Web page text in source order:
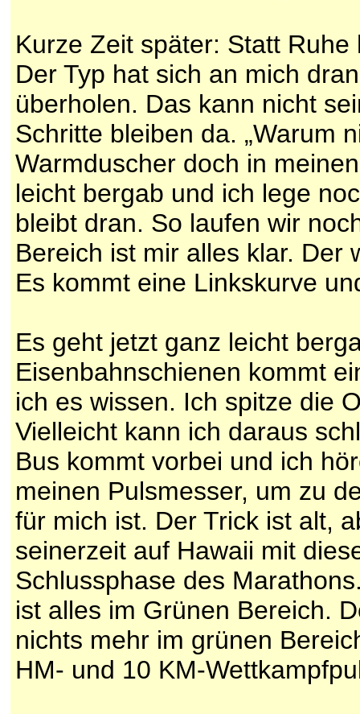
Kurze Zeit später: Statt
Der Typ hat sich an mich
überholen. Das kann nicht
Schritte bleiben da. „Warum
Warmduscher doch in
leicht bergab und ich lege
bleibt dran. So laufen wir
Bereich ist mir alles klar. Der
Es kommt eine Linkskurve
Es geht jetzt ganz leicht
Eisenbahnschienen kommt
ich es wissen. Ich spitze die
Vielleicht kann ich daraus
Bus kommt vorbei und ich
meinen Pulsmesser, um zu
für mich ist. Der Trick ist alt,
seinerzeit auf Hawaii mit
Schlussphase des
ist alles im Grünen Bereich.
nichts mehr im grünen
HM- und 10 KM-